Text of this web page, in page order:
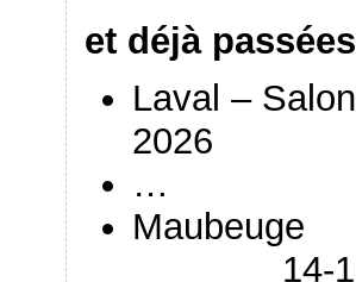
et déjà passées
Laval –
2026
…
14-15